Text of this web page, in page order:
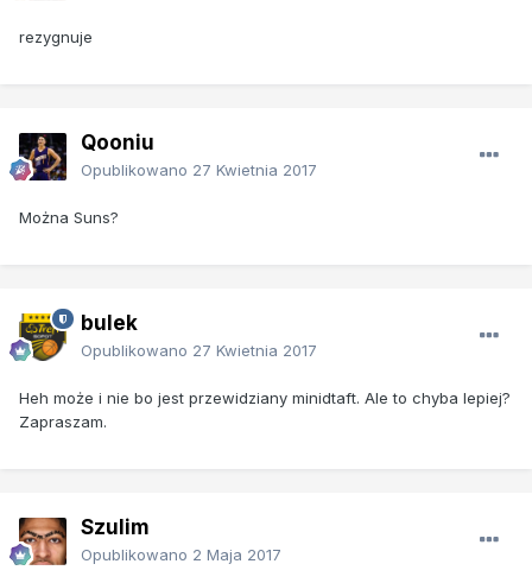
rezygnuje
Qooniu
Opublikowano 27 Kwietnia 2017
Można Suns?
bulek
Opublikowano 27 Kwietnia 2017
Heh może i nie bo jest przewidziany minidtaft. Ale to chyba lepiej?
Zapraszam.
Szulim
Opublikowano 2 Maja 2017